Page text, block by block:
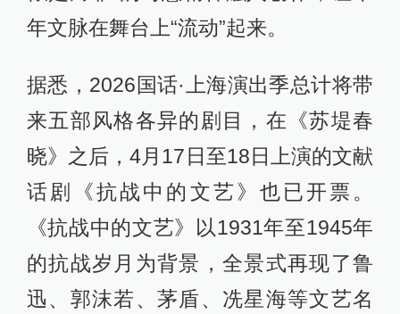
年文脉在舞台上“流动”起来。
据悉，2026国话·上海演出季总计将带
来五部风格各异的剧目，在《苏堤春
晓》之后，4月17日至18日上演的文献
话剧《抗战中的文艺》也已开票。
《抗战中的文艺》以1931年至1945年
的抗战岁月为背景，全景式再现了鲁
迅、郭沫若、茅盾、冼星海等文艺名